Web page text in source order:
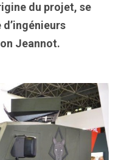
du projet, se
Jeannot.